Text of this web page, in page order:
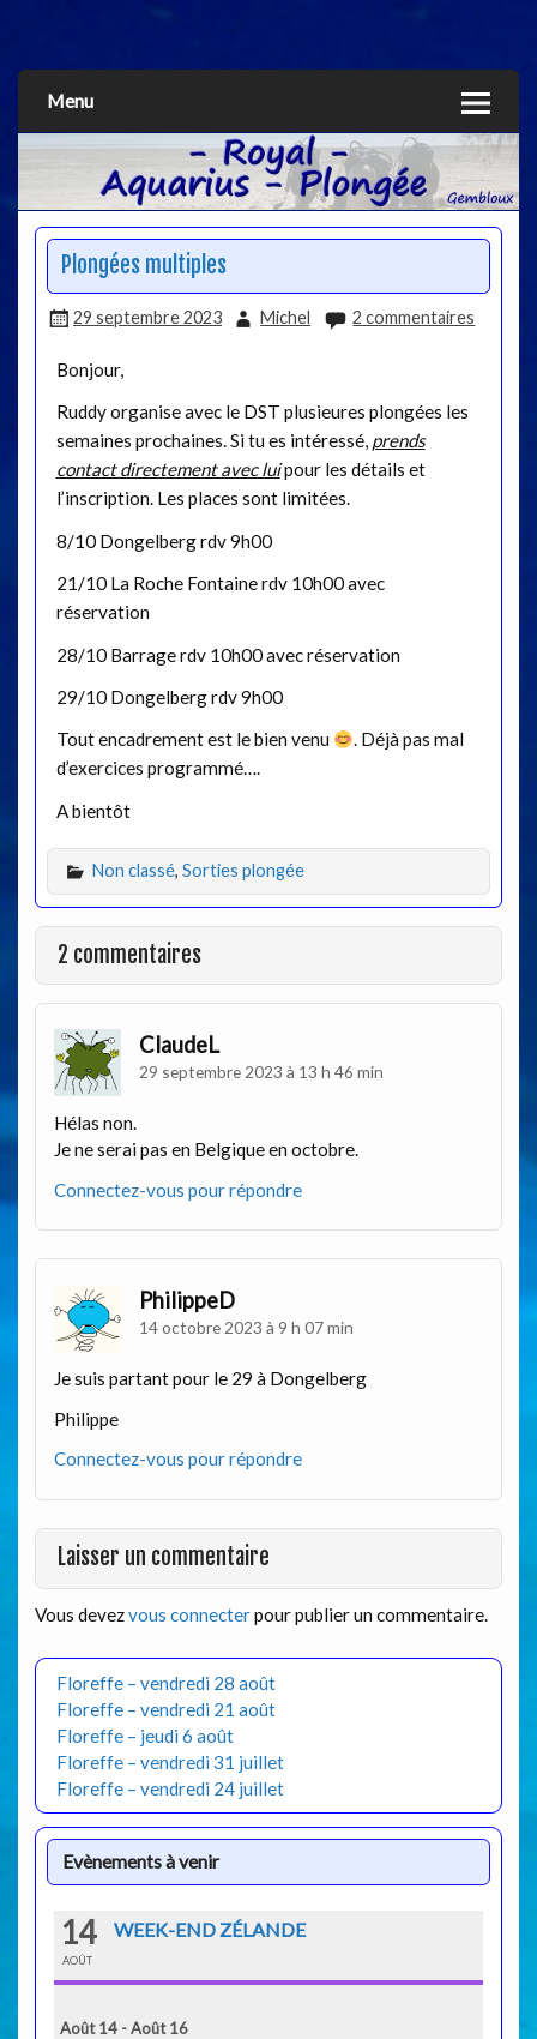
Menu
Plongées multiples
29 septembre 2023 Michel 2 commentaires
Bonjour,
Ruddy organise avec le DST plusieures plongées les
semaines prochaines. Si tu es intéressé, prends
contact directement avec luipour les détails et
l’inscription. Les places sont limitées.
8/10 Dongelberg rdv 9h00
21/10 La Roche Fontaine rdv 10h00 avec
réservation
28/10 Barrage rdv 10h00 avec réservation
29/10 Dongelberg rdv 9h00
Tout encadrement est le bien venu
. Déjà pas mal
d’exercices programmé….
A bientôt
Non classé, Sorties plongée
2 commentaires
ClaudeL
29 septembre 2023 à 13 h 46 min
Hélas non.
Je ne serai pas en Belgique en octobre.
Connectez-vous pour répondre
PhilippeD
14 octobre 2023 à 9 h 07 min
Je suis partant pour le 29 à Dongelberg
Philippe
Connectez-vous pour répondre
Laisser un commentaire
Vous devezvous connecterpour publier un commentaire.
Floreffe – vendredi 28 août
Floreffe – vendredi 21 août
Floreffe – jeudi 6 août
Floreffe – vendredi 31 juillet
Floreffe – vendredi 24 juillet
Evènements à venir
14
AOÛT
WEEK-END ZÉLANDE
Août 14 - Août 16